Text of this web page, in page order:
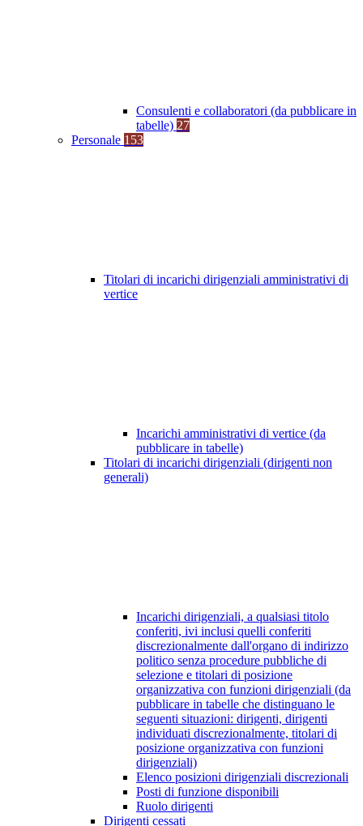
Consulenti e collaboratori (da pubblicare in
tabelle) 27
Personale 153
Titolari di incarichi dirigenziali amministrativi di
vertice
Incarichi amministrativi di vertice (da
pubblicare in tabelle)
Titolari di incarichi dirigenziali (dirigenti non
generali)
Incarichi dirigenziali, a qualsiasi titolo
conferiti, ivi inclusi quelli conferiti
discrezionalmente dall'organo di indirizzo
politico senza procedure pubbliche di
selezione e titolari di posizione
organizzativa con funzioni dirigenziali (da
pubblicare in tabelle che distinguano le
seguenti situazioni: dirigenti, dirigenti
individuati discrezionalmente, titolari di
posizione organizzativa con funzioni
dirigenziali)
Elenco posizioni dirigenziali discrezionali
Posti di funzione disponibili
Ruolo dirigenti
Dirigenti cessati